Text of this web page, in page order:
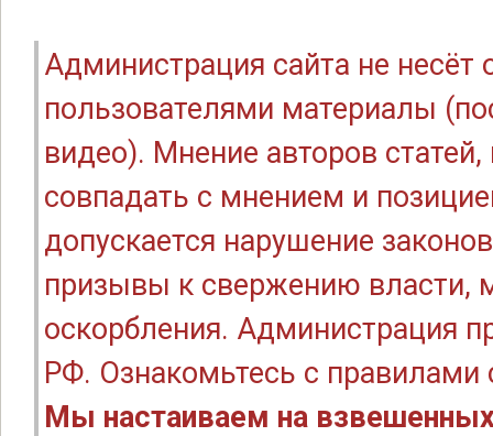
Администрация сайта не
пользователями материалы
видео). Мнение авторов
совпадать с мнением и
допускается нарушение
призывы к свержению власти,
оскорбления. Администрация
РФ. Ознакомьтесь с правилами
Мы настаиваем на